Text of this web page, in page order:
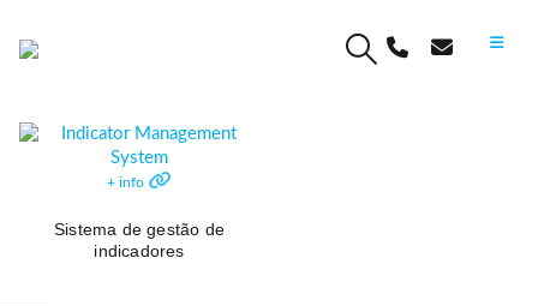
+ info
Sistema de gestão de
indicadores